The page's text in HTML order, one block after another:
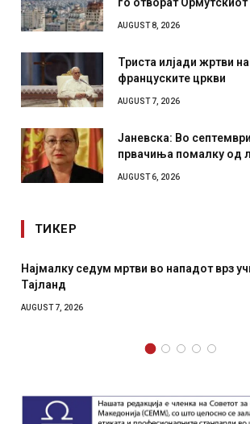
AUGUST 8, 2026
Триста илјади жртви
француските цркви
AUGUST 7, 2026
Јаневска: Во
првачиња помалку од
AUGUST 6, 2026
ТИКЕР
Најмалку седум мртви во нападот врз
Тајланд
AUGUST 7, 2026